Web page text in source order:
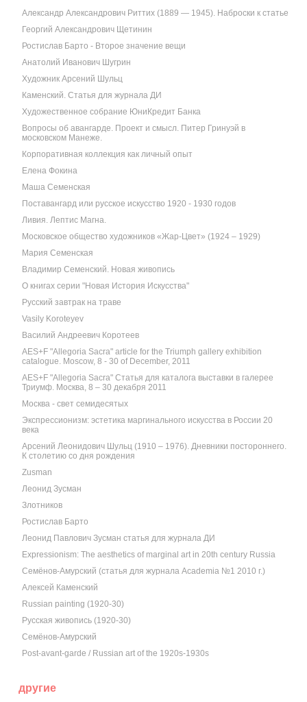
Александр Александрович Риттих (1889 — 1945). Наброски к статье
Георгий Александрович Щетинин
Ростислав Барто - Второе значение вещи
Анатолий Иванович Шугрин
Художник Арсений Шульц
Каменский. Статья для журнала ДИ
Художественное собрание ЮниКредит Банка
Вопросы об авангарде. Проект и смысл. Питер Гринуэй в
московском Манеже.
Корпоративная коллекция как личный опыт
Елена Фокина
Маша Семенская
Поставангард или русское искусство 1920 - 1930 годов
Ливия. Лептис Магна.
Московское общество художников «Жар-Цвет» (1924 – 1929)
Мария Семенская
Владимир Семенский. Новая живопись
О книгах серии "Новая История Искусства"
Русский завтрак на траве
Vasily Koroteyev
Василий Андреевич Коротеев
AES+F "Allegoria Sacra" article for the Triumph gallery exhibition
catalogue. Moscow, 8 - 30 of December, 2011
AES+F "Allegoria Sacra" Статья для каталога выставки в галерее
Триумф. Москва, 8 – 30 декабря 2011
Москва - свет семидесятых
Экспрессионизм: эстетика маргинального искусства в России 20
века
Арсений Леонидович Шульц (1910 – 1976). Дневники постороннего.
К столетию со дня рождения
Zusman
Леонид Зусман
Злотников
Ростислав Барто
Леонид Павлович Зусман статья для журнала ДИ
Expressionism: The aesthetics of marginal art in 20th century Russia
Семёнов-Амурский (статья для журнала Academia №1 2010 г.)
Алексей Каменский
Russian painting (1920-30)
Русская живопись (1920-30)
Семёнов-Амурский
Post-avant-garde / Russian art of the 1920s-1930s
другие